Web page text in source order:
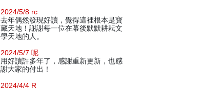
2024/5/8 rc
去年偶然發現好讀，覺得這裡根本是寶
藏天地！謝謝每一位在幕後默默耕耘文
學天地的人。
2024/5/7 呢
用好讀許多年了，感謝重新更新，也感
謝大家的付出！
2024/4/4 R